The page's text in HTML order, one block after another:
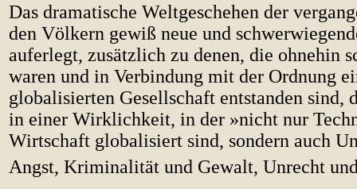
Das dramatische Weltgeschehen der
den Völkern gewiß neue und
auferlegt, zusätzlich zu denen, die ohnehin
waren und in Verbindung mit der Ordnung
globalisierten Gesellschaft entstanden sind,
in einer Wirklichkeit, in der »nicht nur
Wirtschaft globalisiert sind, sondern auch
Angst, Kriminalität und Gewalt, Unrecht